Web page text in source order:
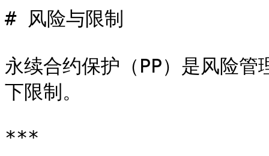
# 风险与限制
永续合约保护（PP）是风险
下限制。
***